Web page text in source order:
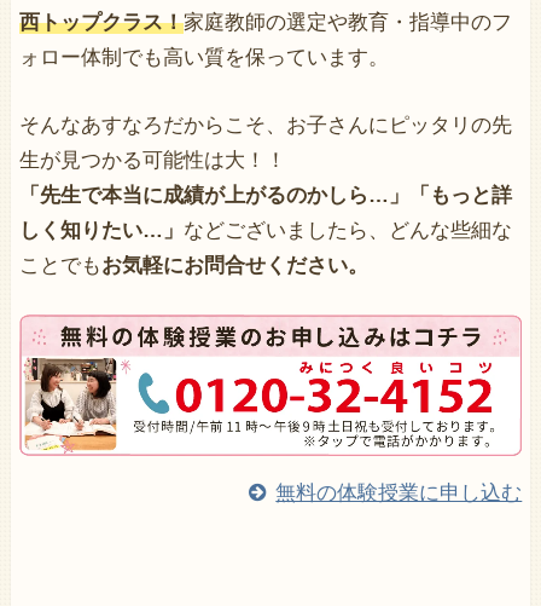
西トップクラス！家庭教師の選定や教育・指導中のフ
ォロー体制でも高い質を保っています。
そんなあすなろだからこそ、お子さんにピッタリの先
生が見つかる可能性は大！！
「先生で本当に成績が上がるのかしら…」「もっと詳
しく知りたい…」 などございましたら、どんな些細な
ことでもお気軽にお問合せください。
無料の体験授業に申し込む